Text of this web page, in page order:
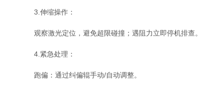
3​​.伸缩操作​​：
观察激光定位，避免超限碰撞；遇阻力立即停机排查。
4.​​紧急处理​​：
跑偏：通过纠偏辊手动/自动调整。